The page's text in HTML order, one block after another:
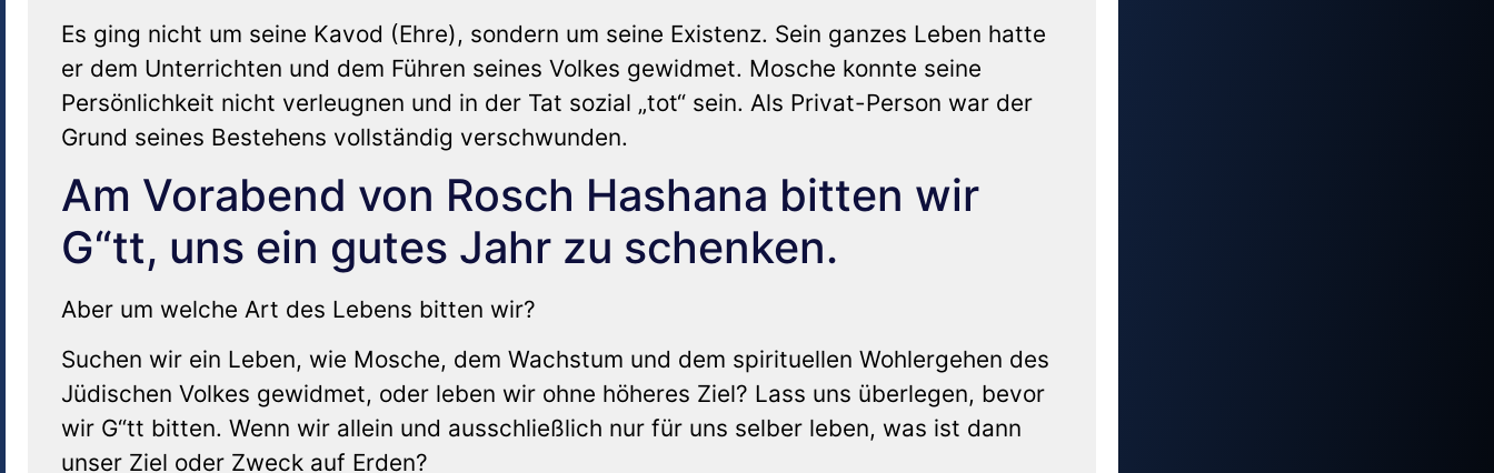
Es ging nicht um seine Kavod (Ehre), sondern um seine Existenz. Sein ganzes Leben hatte
er dem Unterrichten und dem Führen seines Volkes gewidmet. Mosche konnte seine
Persönlichkeit nicht verleugnen und in der Tat sozial „tot“ sein. Als Privat-Person war der
Grund seines Bestehens vollständig verschwunden.
Am Vorabend von Rosch Hashana bitten wir
G“tt, uns ein gutes Jahr zu schenken.
Aber um welche Art des Lebens bitten wir?
Suchen wir ein Leben, wie Mosche, dem Wachstum und dem spirituellen Wohlergehen des
Jüdischen Volkes gewidmet, oder leben wir ohne höheres Ziel? Lass uns überlegen, bevor
wir G“tt bitten. Wenn wir allein und ausschließlich nur für uns selber leben, was ist dann
unser Ziel oder Zweck auf Erden?